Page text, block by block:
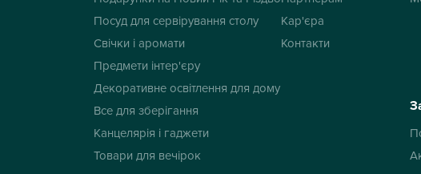
Посуд для сервірування столу
Свічки і аромати
Предмети інтер'єру
Декоративне освітлення для дому
Все для зберігання
Канцелярія і гаджети
Товари для вечірок
Кар'єра
Контакти